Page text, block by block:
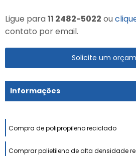
Ligue para 11 2482-5022 ou
contato por email.
Solicite um
Informações
Compra de polipropileno reciclado
Comprar polietileno de alta densidade